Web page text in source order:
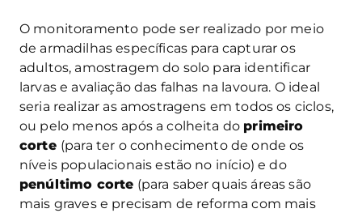
O monitoramento pode ser realizado por meio
de armadilhas específicas para capturar os
adultos, amostragem do solo para identificar
larvas e avaliação das falhas na lavoura. O ideal
seria realizar as amostragens em todos os ciclos,
ou pelo menos após a colheita do primeiro
corte (para ter o conhecimento de onde os
níveis populacionais estão no início) e do
penúltimo corte (para saber quais áreas são
mais graves e precisam de reforma com mais